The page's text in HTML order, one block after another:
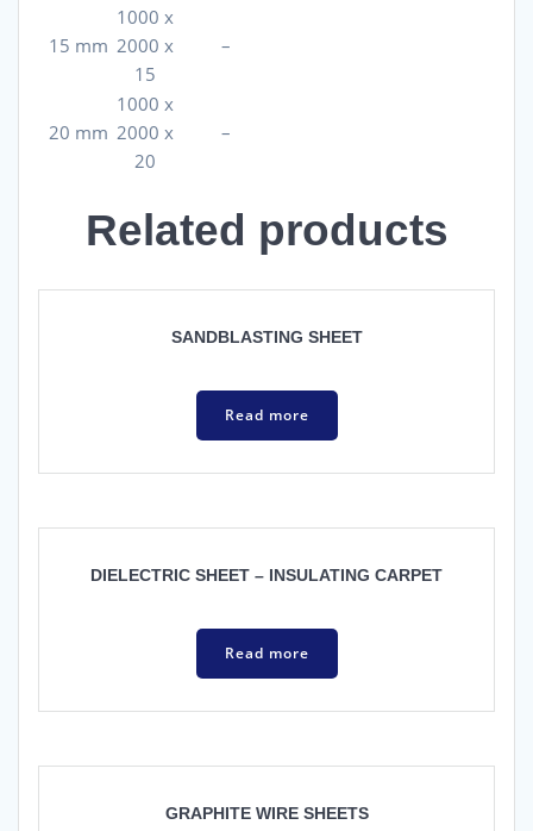
15 mm
1000 x
2000 x
15
–
20 mm
1000 x
2000 x
20
–
Related products
SANDBLASTING SHEET
Read more
DIELECTRIC SHEET – INSULATING CARPET
Read more
GRAPHITE WIRE SHEETS